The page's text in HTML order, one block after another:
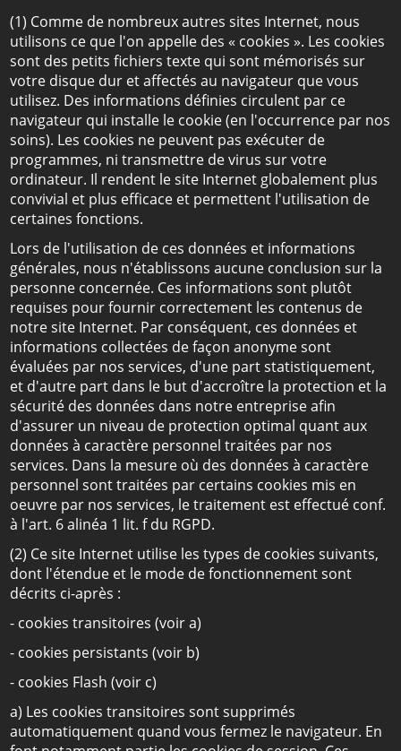
(1) Comme de nombreux autres sites Internet, nous
utilisons ce que l'on appelle des « cookies ». Les cookies
sont des petits fichiers texte qui sont mémorisés sur
votre disque dur et affectés au navigateur que vous
utilisez. Des informations définies circulent par ce
navigateur qui installe le cookie (en l'occurrence par nos
soins). Les cookies ne peuvent pas exécuter de
programmes, ni transmettre de virus sur votre
ordinateur. Il rendent le site Internet globalement plus
convivial et plus efficace et permettent l'utilisation de
certaines fonctions.
Lors de l'utilisation de ces données et informations
générales, nous n'établissons aucune conclusion sur la
personne concernée. Ces informations sont plutôt
requises pour fournir correctement les contenus de
notre site Internet. Par conséquent, ces données et
informations collectées de façon anonyme sont
évaluées par nos services, d'une part statistiquement,
et d'autre part dans le but d'accroître la protection et la
sécurité des données dans notre entreprise afin
d'assurer un niveau de protection optimal quant aux
données à caractère personnel traitées par nos
services. Dans la mesure où des données à caractère
personnel sont traitées par certains cookies mis en
oeuvre par nos services, le traitement est effectué conf.
à l'art. 6 alinéa 1 lit. f du RGPD.
(2) Ce site Internet utilise les types de cookies suivants,
dont l'étendue et le mode de fonctionnement sont
décrits ci-après :
- cookies transitoires (voir a)
- cookies persistants (voir b)
- cookies Flash (voir c)
a) Les cookies transitoires sont supprimés
automatiquement quand vous fermez le navigateur. En